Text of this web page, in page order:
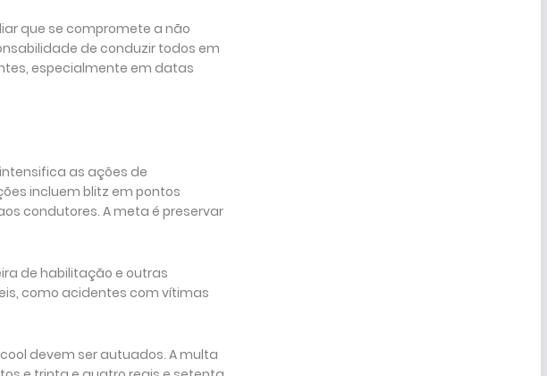
que se compromete a não
de conduzir todos em
especialmente em datas
as ações de
incluem blitz em pontos
condutores. A meta é preservar
de habilitação e outras
como acidentes com vítimas
devem ser autuados. A multa